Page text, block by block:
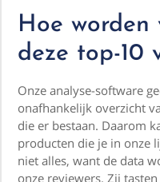
Hoe worden
deze top-10
Onze analyse-software
onafhankelijk overzicht
die er bestaan. Daarom
producten die je in onze
niet alles, want de data
onze reviewers. Zij